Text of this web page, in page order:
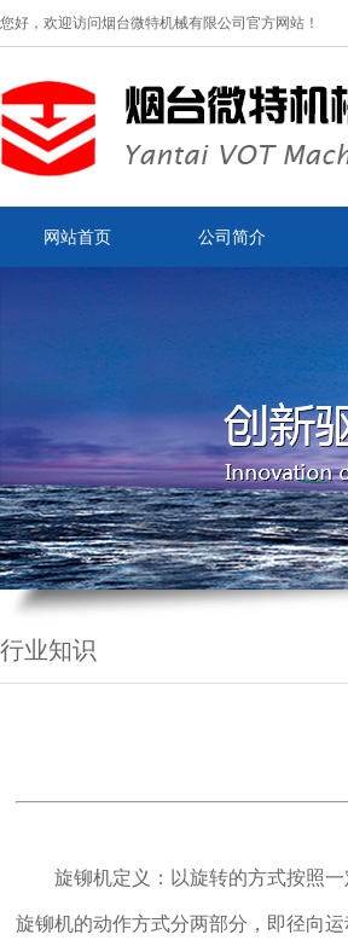
您好，欢迎访问烟台微特机械有限公司官方网站！
网站首页 公司简介
行业知识
旋铆机定义：以旋转的方式按照
旋铆机的动作方式分两部分，即径向